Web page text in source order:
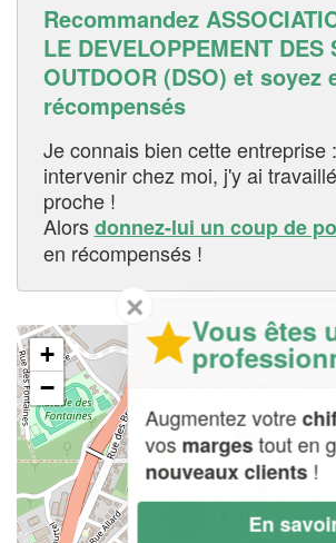
Recommandez
LE DEVELOPPEMENT DES
OUTDOOR (DSO) et soyez
récompensés
Je connais bien cette entreprise
intervenir chez moi, j'y ai
proche !
Alorsdonnez-lui un coup de
en récompensés !
+
−
✕
Vous êtes
Augmentez votre
vosmargestout en
nouveaux clients!
En